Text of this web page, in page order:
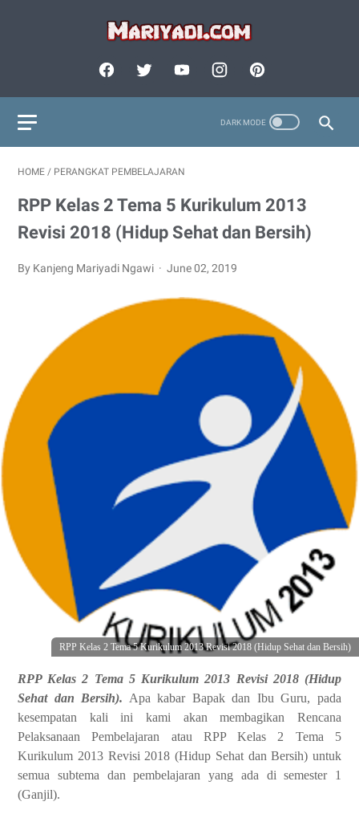
HOME / PERANGKAT PEMBELAJARAN
RPP Kelas 2 Tema 5 Kurikulum 2013
Revisi 2018 (Hidup Sehat dan Bersih)
By Kanjeng Mariyadi Ngawi June 02, 2019
RPP Kelas 2 Tema 5 Kurikulum 2013 Revisi 2018 (Hidup Sehat dan Bersih)
RPP Kelas 2 Tema 5 Kurikulum 2013 Revisi 2018 (Hidup
Sehat dan Bersih). Apa kabar Bapak dan Ibu Guru, pada
kesempatan kali ini kami akan membagikan Rencana
Pelaksanaan Pembelajaran atau RPP Kelas 2 Tema 5
Kurikulum 2013 Revisi 2018 (Hidup Sehat dan Bersih) untuk
semua subtema dan pembelajaran yang ada di semester 1
(Ganjil).